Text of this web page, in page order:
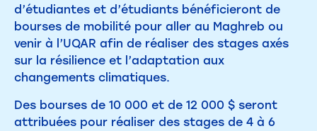
d’étudiantes et d’étudiants bénéficieront de
bourses de mobilité pour aller au Maghreb ou
venir à l’UQAR afin de réaliser des stages axés
sur la résilience et l’adaptation aux
changements climatiques.
Des bourses de 10 000 et de 12 000 $ seront
attribuées pour réaliser des stages de 4 à 6